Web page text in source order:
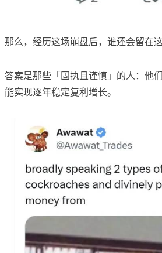
那么，经历这场崩盘后，谁还会留在
答案是那些「固执且谨慎」的人：他
能实现逐年稳定复利增长。